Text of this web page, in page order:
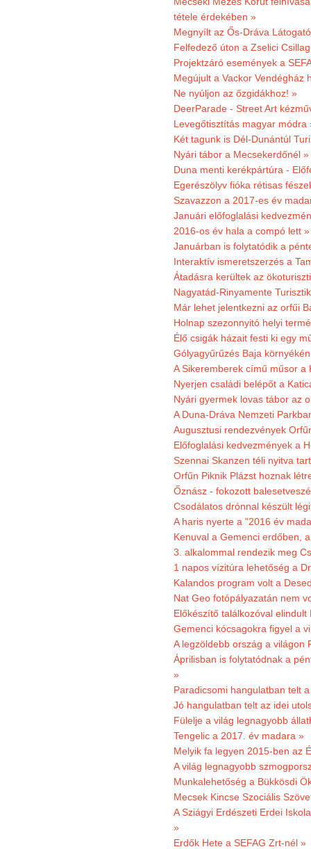
tétele érdekében »
Megnyílt az Ős-Dráva
Felfedező úton a Zselici
Projektzáró események a
Megújult a Vackor Vendégház
Ne nyúljon az őzgidákhoz! »
DeerParade - Street Art
Levegőtisztítás magyar módra
Két tagunk is Dél-Dunántúl
Nyári tábor a Mecsekerdőnél »
Duna menti kerékpártúra -
Egerészölyv fióka rétisas
Szavazzon a 2017-es év
Januári előfoglalási
2016-os év hala a compó lett »
Januárban is folytatódik a
Interaktív ismeretszerzés a
Átadásra kerültek az
Nagyatád-Rinyamente
Már lehet jelentkezni az orfűi
Holnap szezonnyitó helyi
Élő csigák házait festi ki egy
Gólyagyűrűzés Baja
A Sikeremberek című műsor a
Nyerjen családi belépőt a
Nyári gyermek lovas tábor az
A Duna-Dráva Nemzeti
Augusztusi rendezvények
Előfoglalási kedvezmények a
Szennai Skanzen téli nyitva
Orfűn Piknik Plázst hoznak
Őznász - fokozott
Csodálatos drónnal készült
A haris nyerte a "2016 év
Kenuval a Gemenci erdőben,
3. alkalommal rendezik meg
1 napos vízitúra lehetőség a
Kalandos program volt a
Nat Geo fotópályazatán nem
Előkészítő találkozóval
Gemenci kócsagokra figyel a
A legzöldebb ország a világon
Áprilisban is folytatódnak a
»
Paradicsomi hangulatban telt
Jó hangulatban telt az idei
Fülelje a világ legnagyobb
Tengelic a 2017. év madara »
Melyik fa legyen 2015-ben az
A világ legnagyobb
Munkalehetőség a Bükkösdi
Mecsek Kincse Szociális
A Sziágyi Erdészeti Erdei
»
Erdők Hete a SEFAG Zrt-nél »